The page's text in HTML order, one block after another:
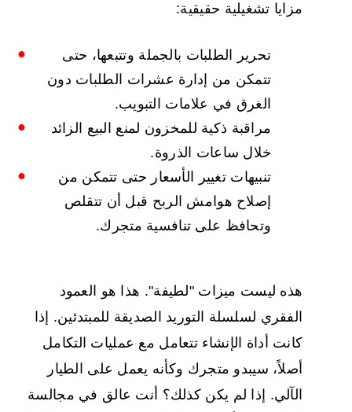
مزايا تشغيلية حقيقية:
تحرير الطلبات بالجملة وتتبعها، حتى
تتمكن من إدارة عشرات الطلبات دون
الغرق في علامات التبويب.
مراقبة ذكية للمخزون لمنع البيع الزائد
خلال ساعات الذروة.
تنبيهات تغيير الأسعار حتى تتمكن من
إصلاح هوامش الربح قبل أن تتقلص
وتحافظ على تنافسية متجرك.
هذه ليست ميزات "لطيفة". هذا هو العمود
الفقري لسلسلة التوريد الصديقة للمبتدئين. إذا
كانت أداة الإنشاء تتعامل مع عمليات التكامل
أصلاً، سيبدو متجرك وكأنه يعمل على الطيار
الآلي. إذا لم يكن كذلك؟ أنت عالق في مجالسة